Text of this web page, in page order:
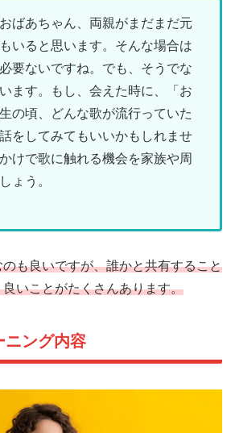
ばあちゃん、両親がまだまだ元
いると思います。そんな場合は
要ないですね。でも、そうでな
ます。もし、会えた時に、「お
の頃、どんな歌が流行っていた
をしてみてもいいかもしれませ
けで歌に触れる機会を家族や周
ょう。
も良いですが、誰かと共有すること
いことがたくさんあります。
ニング内容